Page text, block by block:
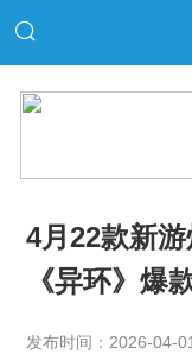
4月22款新游
《异环》爆
发布时间：2026-04-